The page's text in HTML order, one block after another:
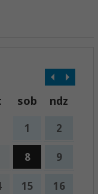
sob ndz
1 2
8 9
15 16